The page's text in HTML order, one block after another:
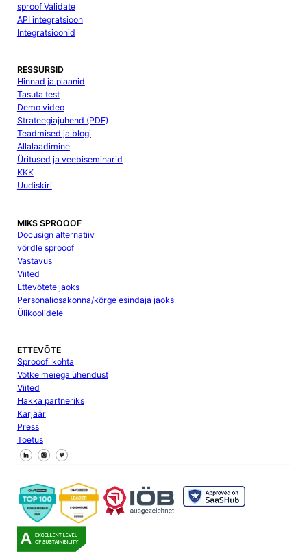
sproof Validate
API integratsioon
Integratsioonid
RESSURSID
Hinnad ja plaanid
Tasuta test
Demo video
Strateegiajuhend (PDF)
Teadmised ja blogi
Allalaadimine
Üritused ja veebiseminarid
KKK
Uudiskiri
MIKS SPROOOF
Docusign alternatiiv
võrdle sprooof
Vastavus
Viited
Ettevõtete jaoks
Personaliosakonna/kõrge esindaja jaoks
Ülikoolidele
ETTEVÕTE
Sprooofi kohta
Võtke meiega ühendust
Viited
Hakka partneriks
Karjäär
Press
Toetus
Jälgi meid Facebookis
Jälgi meid X
Jälgi meid LinkedInis